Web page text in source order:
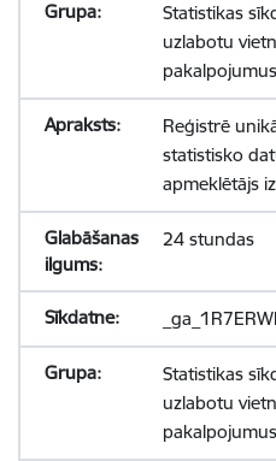
Statistikas
uzlabotu
Reģistrē
statistisko
apmeklētājs
24 stundas
Statistikas
uzlabotu